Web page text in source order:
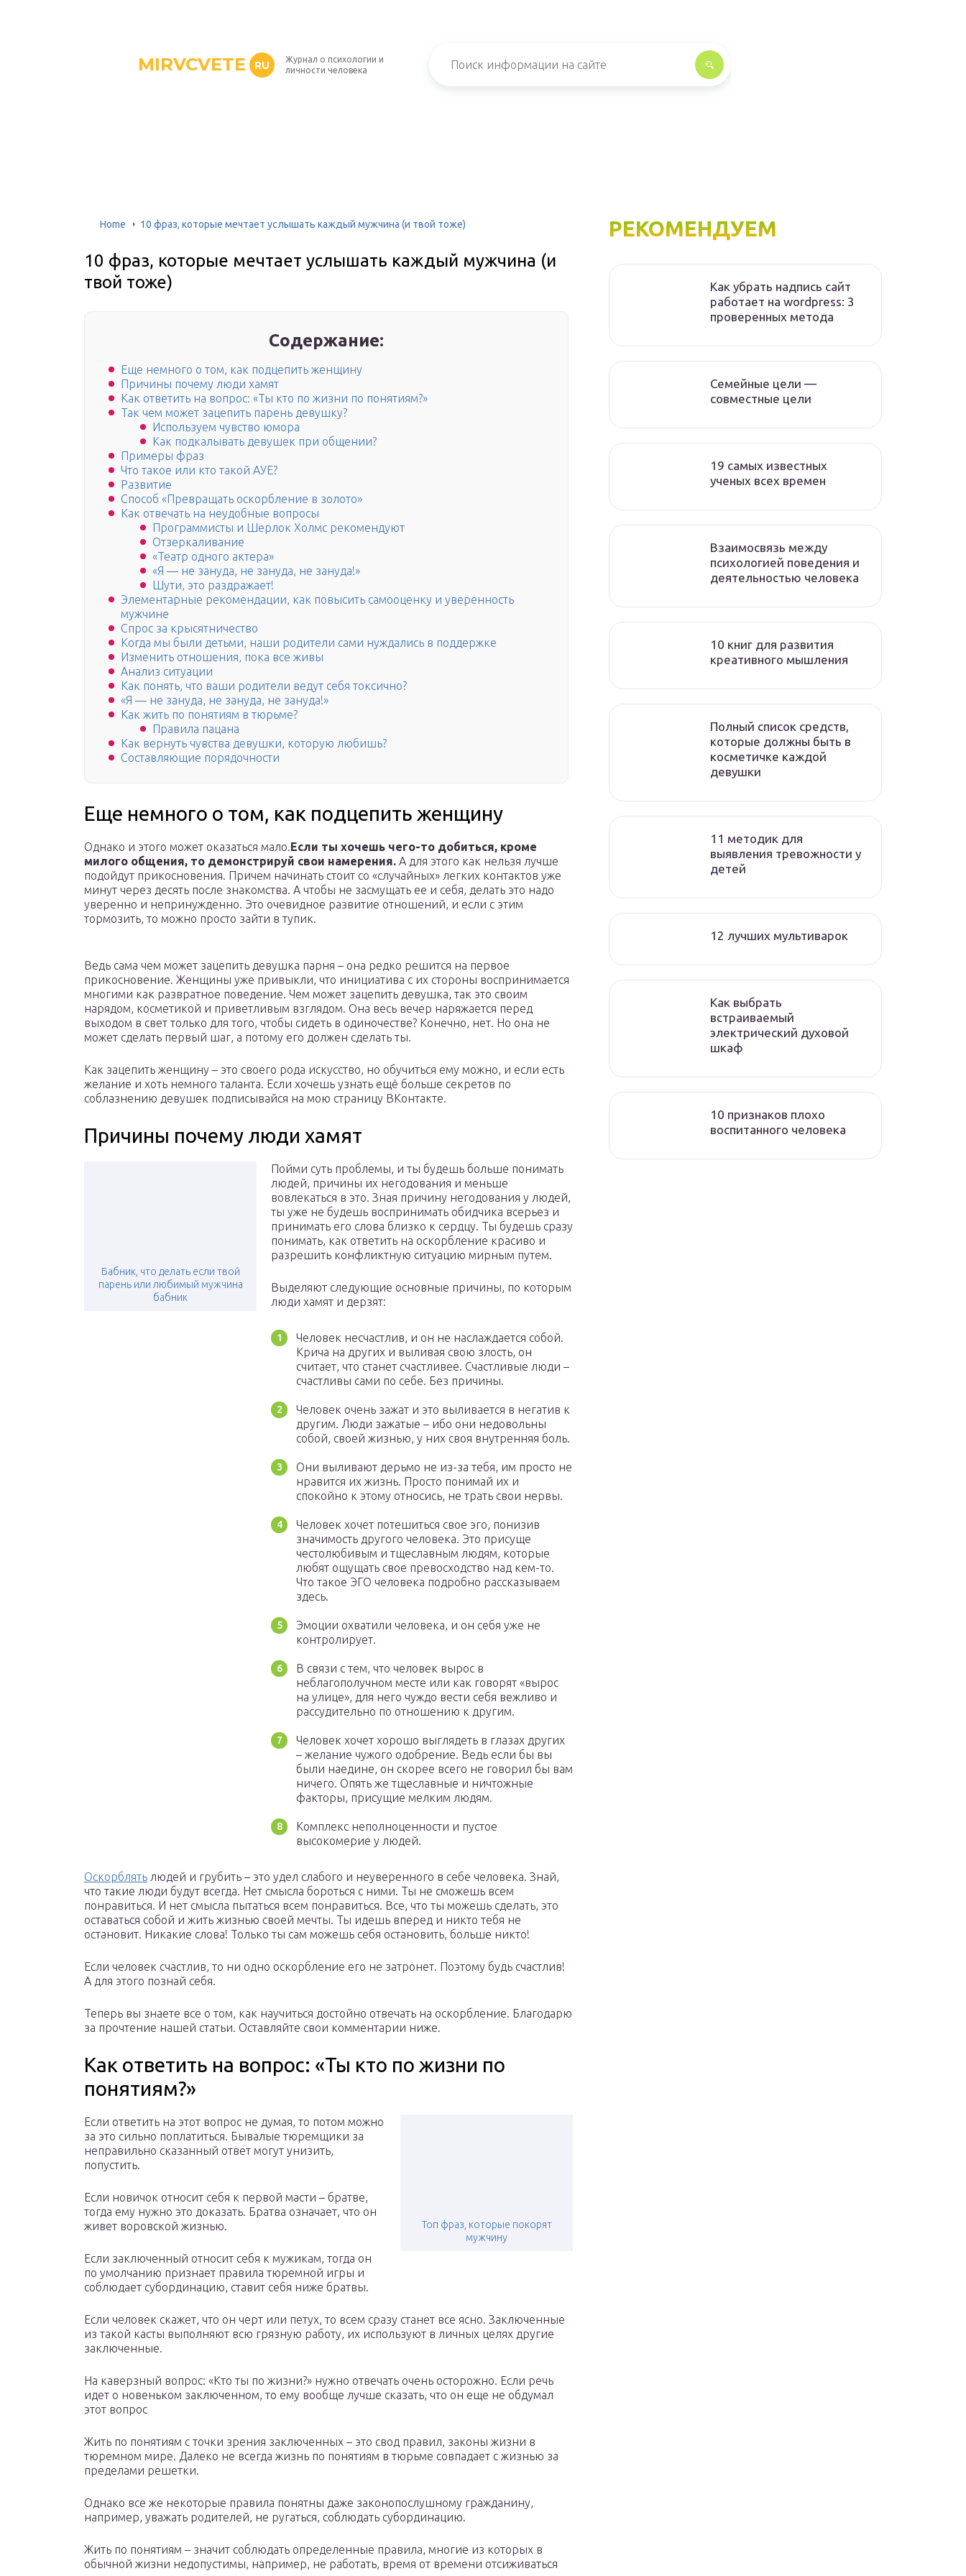
MIRVCVETE RU
Журнал о психологии и
личности человека
Home 10 фраз, которые мечтает услышать каждый мужчина (и твой тоже)
10 фраз, которые мечтает услышать каждый мужчина (и
твой тоже)
Содержание:
Еще немного о том, как подцепить женщину
Причины почему люди хамят
Как ответить на вопрос: «Ты кто по жизни по понятиям?»
Так чем может зацепить парень девушку?
Используем чувство юмора
Как подкалывать девушек при общении?
Примеры фраз
Что такое или кто такой АУЕ?
Развитие
Способ «Превращать оскорбление в золото»
Как отвечать на неудобные вопросы
Программисты и Шерлок Холмс рекомендуют
Отзеркаливание
«Театр одного актера»
«Я — не зануда, не зануда, не зануда!»
Шути, это раздражает!
Элементарные рекомендации, как повысить самооценку и уверенность
мужчине
Спрос за крысятничество
Когда мы были детьми, наши родители сами нуждались в поддержке
Изменить отношения, пока все живы
Анализ ситуации
Как понять, что ваши родители ведут себя токсично?
«Я — не зануда, не зануда, не зануда!»
Как жить по понятиям в тюрьме?
Правила пацана
Как вернуть чувства девушки, которую любишь?
Составляющие порядочности
Еще немного о том, как подцепить женщину
Однако и этого может оказаться мало.Если ты хочешь чего-то добиться, кроме
милого общения, то демонстрируй свои намерения. А для этого как нельзя лучше
подойдут прикосновения. Причем начинать стоит со «случайных» легких контактов уже
минут через десять после знакомства. А чтобы не засмущать ее и себя, делать это надо
уверенно и непринужденно. Это очевидное развитие отношений, и если с этим
тормозить, то можно просто зайти в тупик.
Ведь сама чем может зацепить девушка парня – она редко решится на первое
прикосновение. Женщины уже привыкли, что инициатива с их стороны воспринимается
многими как развратное поведение. Чем может зацепить девушка, так это своим
нарядом, косметикой и приветливым взглядом. Она весь вечер наряжается перед
выходом в свет только для того, чтобы сидеть в одиночестве? Конечно, нет. Но она не
может сделать первый шаг, а потому его должен сделать ты.
Как зацепить женщину – это своего рода искусство, но обучиться ему можно, и если есть
желание и хоть немного таланта. Если хочешь узнать ещё больше секретов по
соблазнению девушек подписывайся на мою страницу ВКонтакте.
Причины почему люди хамят
Бабник, что делать если твой
парень или любимый мужчина
бабник
Пойми суть проблемы, и ты будешь больше понимать
людей, причины их негодования и меньше
вовлекаться в это. Зная причину негодования у людей,
ты уже не будешь воспринимать обидчика всерьез и
принимать его слова близко к сердцу. Ты будешь сразу
понимать, как ответить на оскорбление красиво и
разрешить конфликтную ситуацию мирным путем.
Выделяют следующие основные причины, по которым
люди хамят и дерзят:
Человек несчастлив, и он не наслаждается собой.
Крича на других и выливая свою злость, он
считает, что станет счастливее. Счастливые люди –
счастливы сами по себе. Без причины.
Человек очень зажат и это выливается в негатив к
другим. Люди зажатые – ибо они недовольны
собой, своей жизнью, у них своя внутренняя боль.
Они выливают дерьмо не из-за тебя, им просто не
нравится их жизнь. Просто понимай их и
спокойно к этому относись, не трать свои нервы.
Человек хочет потешиться свое эго, понизив
значимость другого человека. Это присуще
честолюбивым и тщеславным людям, которые
любят ощущать свое превосходство над кем-то.
Что такое ЭГО человека подробно рассказываем
здесь.
Эмоции охватили человека, и он себя уже не
контролирует.
В связи с тем, что человек вырос в
неблагополучном месте или как говорят «вырос
на улице», для него чуждо вести себя вежливо и
рассудительно по отношению к другим.
Человек хочет хорошо выглядеть в глазах других
– желание чужого одобрение. Ведь если бы вы
были наедине, он скорее всего не говорил бы вам
ничего. Опять же тщеславные и ничтожные
факторы, присущие мелким людям.
Комплекс неполноценности и пустое
высокомерие у людей.
Оскорблять людей и грубить – это удел слабого и неуверенного в себе человека. Знай,
что такие люди будут всегда. Нет смысла бороться с ними. Ты не сможешь всем
понравиться. И нет смысла пытаться всем понравиться. Все, что ты можешь сделать, это
оставаться собой и жить жизнью своей мечты. Ты идешь вперед и никто тебя не
остановит. Никакие слова! Только ты сам можешь себя остановить, больше никто!
Если человек счастлив, то ни одно оскорбление его не затронет. Поэтому будь счастлив!
А для этого познай себя.
Теперь вы знаете все о том, как научиться достойно отвечать на оскорбление. Благодарю
за прочтение нашей статьи. Оставляйте свои комментарии ниже.
Как ответить на вопрос: «Ты кто по жизни по
понятиям?»
Топ фраз, которые покорят
мужчину
Если ответить на этот вопрос не думая, то потом можно
за это сильно поплатиться. Бывалые тюремщики за
неправильно сказанный ответ могут унизить,
попустить.
Если новичок относит себя к первой масти – братве,
тогда ему нужно это доказать. Братва означает, что он
живет воровской жизнью.
Если заключенный относит себя к мужикам, тогда он
по умолчанию признает правила тюремной игры и
соблюдает субординацию, ставит себя ниже братвы.
Если человек скажет, что он черт или петух, то всем сразу станет все ясно. Заключенные
из такой касты выполняют всю грязную работу, их используют в личных целях другие
заключенные.
На каверзный вопрос: «Кто ты по жизни?» нужно отвечать очень осторожно. Если речь
идет о новеньком заключенном, то ему вообще лучше сказать, что он еще не обдумал
этот вопрос
Жить по понятиям с точки зрения заключенных – это свод правил, законы жизни в
тюремном мире. Далеко не всегда жизнь по понятиям в тюрьме совпадает с жизнью за
пределами решетки.
Однако все же некоторые правила понятны даже законопослушному гражданину,
например, уважать родителей, не ругаться, соблюдать субординацию.
Жить по понятиям – значит соблюдать определенные правила, многие из которых в
обычной жизни недопустимы, например, не работать, время от времени отсиживаться
РЕКОМЕНДУЕМ
Как убрать надпись сайт
работает на wordpress: 3
проверенных метода
Семейные цели —
совместные цели
19 самых известных
ученых всех времен
Взаимосвязь между
психологией поведения и
деятельностью человека
10 книг для развития
креативного мышления
Полный список средств,
которые должны быть в
косметичке каждой
девушки
11 методик для
выявления тревожности у
детей
12 лучших мультиварок
Как выбрать
встраиваемый
электрический духовой
шкаф
10 признаков плохо
воспитанного человека